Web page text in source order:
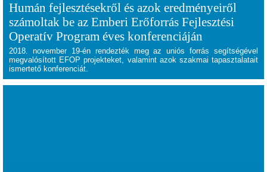
Humán fejlesztésekről és azok eredményeiről
számoltak be az Emberi Erőforrás Fejlesztési
Operatív Program éves konferenciáján
2018. november 19-én rendezték meg az uniós forrás segítségével
megvalósított EFOP projekteket, valamint azok szakmai tapasztalatait
ismertető konferenciát.